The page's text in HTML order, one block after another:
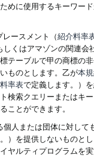
めに使用するキーワー
ースメント（紹介料率
しくはアマゾンの関連
テーブルで甲の商標の
ものとします。乙が本
率表で定義します。）
検索クエリーまたはキ
ことができます。
人または団体に対し
）を提供しないものと
ヤルティプログラムを